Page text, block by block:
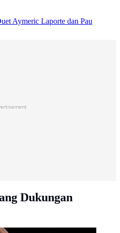
Aymeric Laporte dan Pau
Dukungan